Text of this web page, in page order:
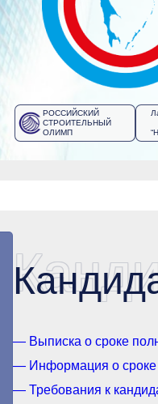
РОССИЙСКИЙ
СТРОИТЕЛЬНЫЙ
ОЛИМП
— Выписка о сроке
— Информация о сроке
— Требования к